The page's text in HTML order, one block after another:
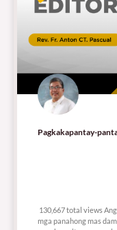
Pagkakapantay-
130,667 total views
mga panahong mas